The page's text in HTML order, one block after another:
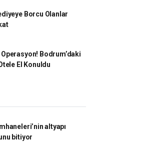
Borcu Olanlar
Operasyon! Bodrum’daki
El Konuldu
altyapı
bitiyor